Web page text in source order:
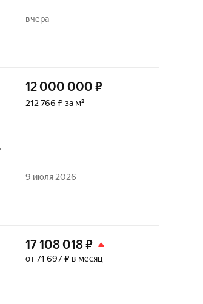
вчера
12 000 000 ₽
212 766 ₽ за м²
9 июля 2026
17 108 018₽
от 71 697 ₽ в месяц